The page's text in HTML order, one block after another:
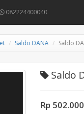
082224400040
Saldo DANA Saldo
Saldo
Rp 502.000